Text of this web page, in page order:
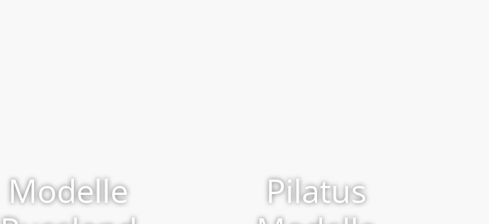
Modelle
Pilatus